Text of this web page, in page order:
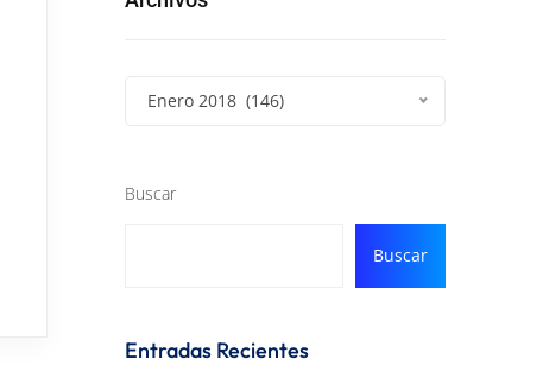
Enero 2018 (146)
Buscar
Buscar
Entradas Recientes